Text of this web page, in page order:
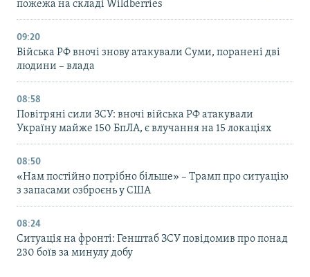
пожежа на складі Wildberries
09:20
Війська РФ вночі знову атакували Суми, поранені дві
людини – влада
08:58
Повітряні сили ЗСУ: вночі війська РФ атакували
Україну майже 150 БпЛА, є влучання на 15 локаціях
08:50
«Нам постійно потрібно більше» – Трамп про ситуацію
з запасами озброєнь у США
08:24
Ситуація на фронті: Генштаб ЗСУ повідомив про понад
230 боїв за минулу добу